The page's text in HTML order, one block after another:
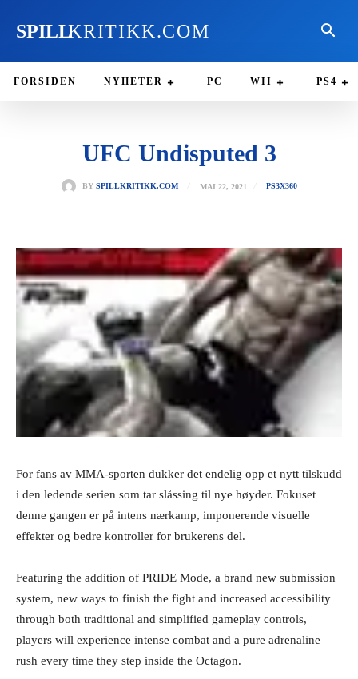
SPILLKRITIKK.COM
FORSIDEN NYHETER PC WII PS4
UFC Undisputed 3
BY SPILLKRITIKK.COM MAI 22, 2021 PS3X360
For fans av MMA-sporten dukker det endelig opp et nytt tilskudd
i den ledende serien som tar slåssing til nye høyder. Fokuset
denne gangen er på intens nærkamp, imponerende visuelle
effekter og bedre kontroller for brukerens del.
Featuring the addition of PRIDE Mode, a brand new submission
system, new ways to finish the fight and increased accessibility
through both traditional and simplified gameplay controls,
players will experience intense combat and a pure adrenaline
rush every time they step inside the Octagon.